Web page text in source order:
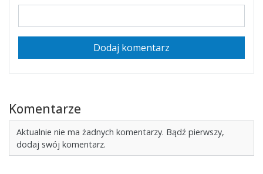
Dodaj komentarz
Komentarze
Aktualnie nie ma żadnych komentarzy. Bądź pierwszy,
dodaj swój komentarz.